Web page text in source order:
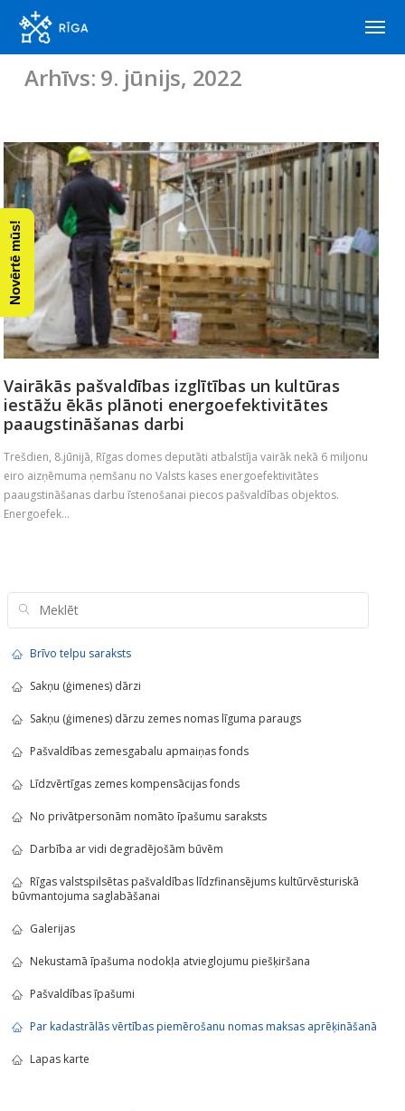
Arhīvs: 9. jūnijs, 2022
Vairākās pašvaldības izglītības un kultūras
iestāžu ēkās plānoti energoefektivitātes
paaugstināšanas darbi
Trešdien, 8.jūnijā, Rīgas domes deputāti atbalstīja vairāk nekā 6 miljonu
eiro aizņēmuma ņemšanu no Valsts kases energoefektivitātes
paaugstināšanas darbu īstenošanai piecos pašvaldības objektos.
Energoefek...
Brīvo telpu saraksts
Sakņu (ģimenes) dārzi
Sakņu (ģimenes) dārzu zemes nomas līguma paraugs
Pašvaldības zemesgabalu apmaiņas fonds
Līdzvērtīgas zemes kompensācijas fonds
No privātpersonām nomāto īpašumu saraksts
Darbība ar vidi degradējošām būvēm
Rīgas valstspilsētas pašvaldības līdzfinansējums kultūrvēsturiskā
būvmantojuma saglabāšanai
Galerijas
Nekustamā īpašuma nodokļa atvieglojumu piešķiršana
Pašvaldības īpašumi
Par kadastrālās vērtības piemērošanu nomas maksas aprēķināšanā
Lapas karte
Novērtē mūs!